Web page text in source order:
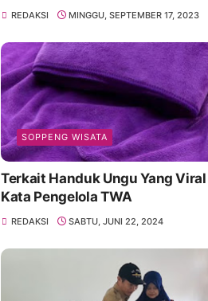
REDAKSI MINGGU, SEPTEMBER 17, 2023
SOPPENG WISATA
Terkait Handuk Ungu Yang
Kata Pengelola TWA
REDAKSI SABTU, JUNI 22, 2024